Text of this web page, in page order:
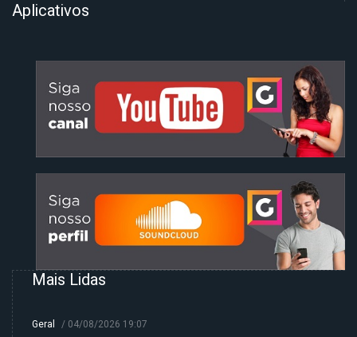
Aplicativos
Mais Lidas
Geral / 04/08/2026 19:07